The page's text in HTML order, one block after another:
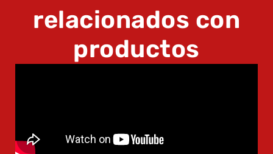
relacionados con
productos